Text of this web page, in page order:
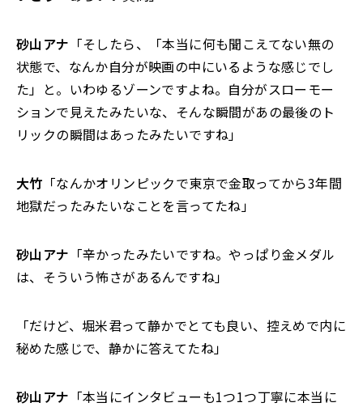
砂山アナ 「そしたら、「本当に何も聞こえてない無の
状態で、なんか自分が映画の中にいるような感じでし
た」と。いわゆるゾーンですよね。自分がスローモー
ションで見えたみたいな、そんな瞬間があの最後のト
リックの瞬間はあったみたいですね」
大竹 「なんかオリンピックで東京で金取ってから3年間
地獄だったみたいなことを言ってたね」
砂山アナ 「辛かったみたいですね。やっぱり金メダル
は、そういう怖さがあるんですね」
「だけど、堀米君って静かでとても良い、控えめで内に
秘めた感じで、静かに答えてたね」
砂山アナ 「本当にインタビューも1つ1つ丁寧に本当に